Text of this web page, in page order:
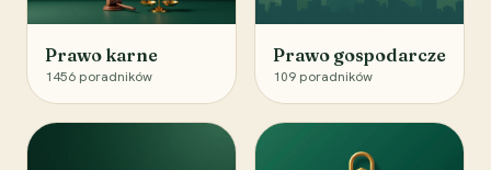
Prawo karne
1456 poradników
Prawo gospodarcze
109 poradników